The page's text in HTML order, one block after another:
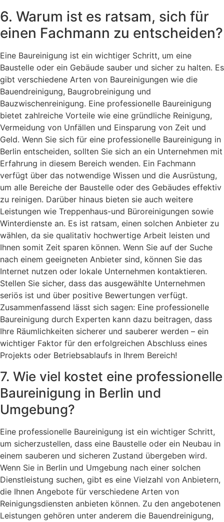
6. Warum ist es ratsam, sich für
einen Fachmann zu entscheiden?
Eine Baureinigung ist ein wichtiger Schritt, um eine
Baustelle oder ein Gebäude sauber und sicher zu halten. Es
gibt verschiedene Arten von Baureinigungen wie die
Bauendreinigung, Baugrobreinigung und
Bauzwischenreinigung. Eine professionelle Baureinigung
bietet zahlreiche Vorteile wie eine gründliche Reinigung,
Vermeidung von Unfällen und Einsparung von Zeit und
Geld. Wenn Sie sich für eine professionelle Baureinigung in
Berlin entscheiden, sollten Sie sich an ein Unternehmen mit
Erfahrung in diesem Bereich wenden. Ein Fachmann
verfügt über das notwendige Wissen und die Ausrüstung,
um alle Bereiche der Baustelle oder des Gebäudes effektiv
zu reinigen. Darüber hinaus bieten sie auch weitere
Leistungen wie Treppenhaus-und Büroreinigungen sowie
Winterdienste an. Es ist ratsam, einen solchen Anbieter zu
wählen, da sie qualitativ hochwertige Arbeit leisten und
Ihnen somit Zeit sparen können. Wenn Sie auf der Suche
nach einem geeigneten Anbieter sind, können Sie das
Internet nutzen oder lokale Unternehmen kontaktieren.
Stellen Sie sicher, dass das ausgewählte Unternehmen
seriös ist und über positive Bewertungen verfügt.
Zusammenfassend lässt sich sagen: Eine professionelle
Baureinigung durch Experten kann dazu beitragen, dass
Ihre Räumlichkeiten sicherer und sauberer werden – ein
wichtiger Faktor für den erfolgreichen Abschluss eines
Projekts oder Betriebsablaufs in Ihrem Bereich!
7. Wie viel kostet eine professionelle
Baureinigung in Berlin und
Umgebung?
Eine professionelle Baureinigung ist ein wichtiger Schritt,
um sicherzustellen, dass eine Baustelle oder ein Neubau in
einem sauberen und sicheren Zustand übergeben wird.
Wenn Sie in Berlin und Umgebung nach einer solchen
Dienstleistung suchen, gibt es eine Vielzahl von Anbietern,
die Ihnen Angebote für verschiedene Arten von
Reinigungsdiensten anbieten können. Zu den angebotenen
Leistungen gehören unter anderem die Bauendreinigung,